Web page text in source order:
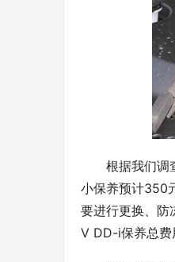
根据我们调
小保养预计350
要进行更换、
V DD-i保养总费